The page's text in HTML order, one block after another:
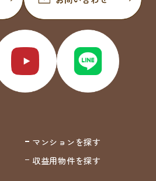
マンションを探す
収益用物件を探す